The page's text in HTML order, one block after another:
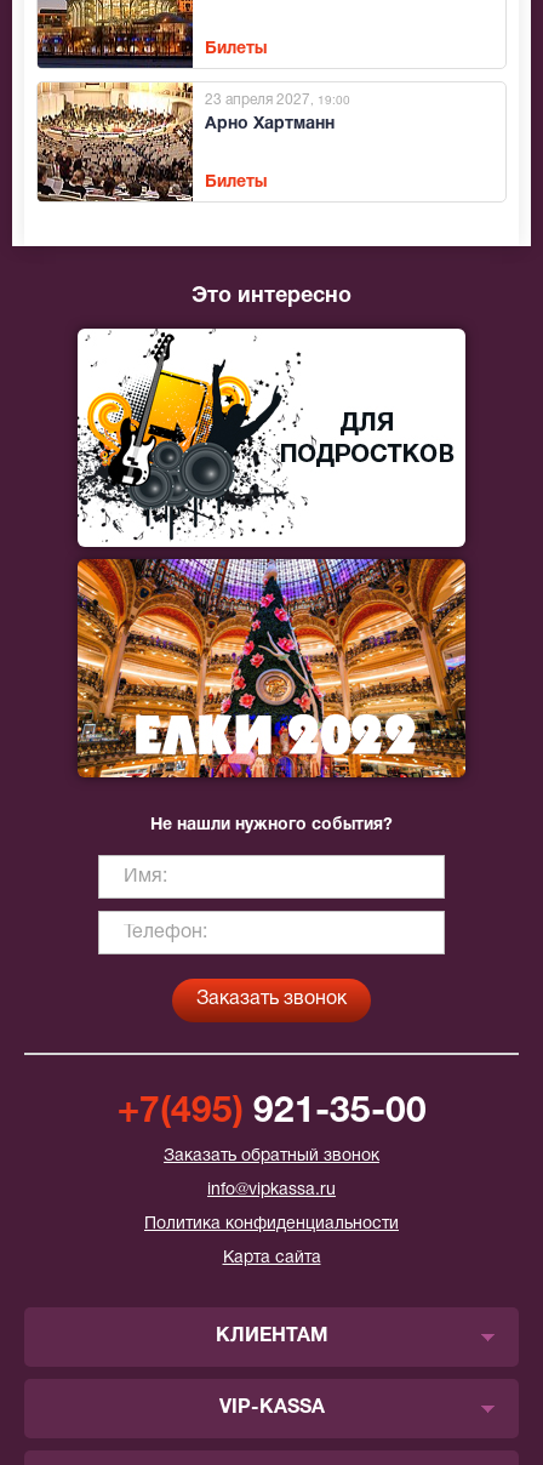
Билеты
Арно Хартманн
23 апреля 2027 , 19:00
Билеты
Это интересно
Не нашли нужного события?
+7(495) 921-35-00
Заказать обратный звонок
info@vipkassa.ru
Политика конфиденциальности
Карта сайта
КЛИЕНТАМ
VIP-KASSA